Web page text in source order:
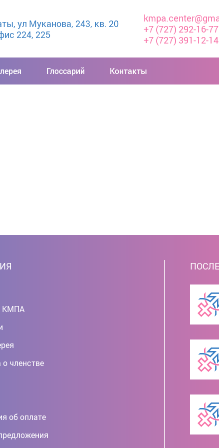
ул Муканова, 243, кв. 20
224, 225
+7 (727) 292-16-77
+7 (727) 391-12-14
Глоссарий Контакты
КМПА
о членстве
об оплате